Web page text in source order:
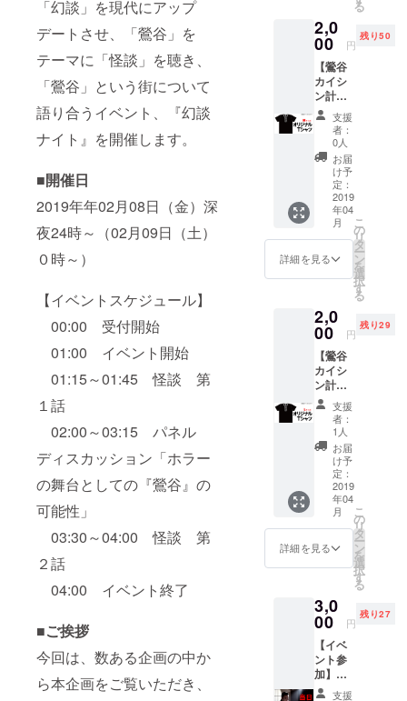
「幻談」を現代にアップ
デートさせ、「鶯谷」を
テーマに「怪談」を聴き、
「鶯谷」という街について
語り合うイベント、『幻談
ナイト』を開催します。
■開催日
2019年年02月08日（金）深
夜24時～（02月09日（土）
０時～）
【イベントスケジュール】
00:00 受付開始
01:00 イベント開始
01:15～01:45 怪談 第
１話
02:00～03:15 パネル
ディスカッション「ホラー
の舞台としての『鶯谷』の
可能性」
03:30～04:00 怪談 第
２話
04:00 イベント終了
■ご挨拶
今回は、数ある企画の中か
ら本企画をご覧いただき、
という
応援を
いただ
ける方
をお待
ちして
おりま
す。
る
2,0
00 円
残り50
【鶯谷
カイシ
ン計画
スタッ
フTシャ
ツ・M
サイ
ズ】
コース
（送料
込み）
鶯谷カ
イシン
計画の
オリジ
ナルT
をお送
りしま
す。 今
後も怪
談など
のイベ
ントは
適宜開
催して
いきた
いと思
います
ので、
ご支援
の意味
でもご
購入い
す。 次
回以降
のイベ
ントに
ぜひ着
て、ご
参加く
支援
者：
0人
お届
け予
定：
2019
年04
月
詳細を見る
こ
の
リ
タ
ー
ン
を
選
択
す
る
2,0
00 円
残り29
【鶯谷
カイシ
ン計画
スタッ
フTシャ
ツ・Lサ
イズ】
コース
（送料
込み）
鶯谷カ
イシン
計画の
オリジ
ナルT
シャツ
りしま
す。 今
後も怪
談など
のイベ
ントは
適宜開
支援
者：
1人
お届
け予
定：
2019
年04
月
詳細を見る
こ
の
リ
タ
ー
ン
を
選
択
す
る
3,0
00 円
残り27
【イベ
ント参
加】
コース
支援